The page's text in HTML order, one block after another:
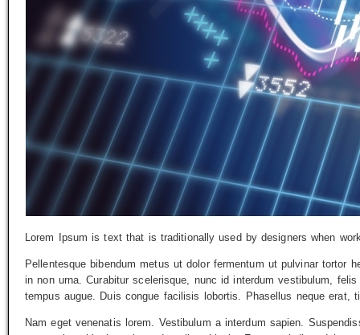
Lorem Ipsum is text that is traditionally used by designers when
Pellentesque bibendum metus ut dolor fermentum ut pulvinar tortor
in non urna. Curabitur scelerisque, nunc id interdum vestibulum,
tempus augue. Duis congue facilisis lobortis. Phasellus neque erat,
Nam eget venenatis lorem. Vestibulum a interdum sapien.